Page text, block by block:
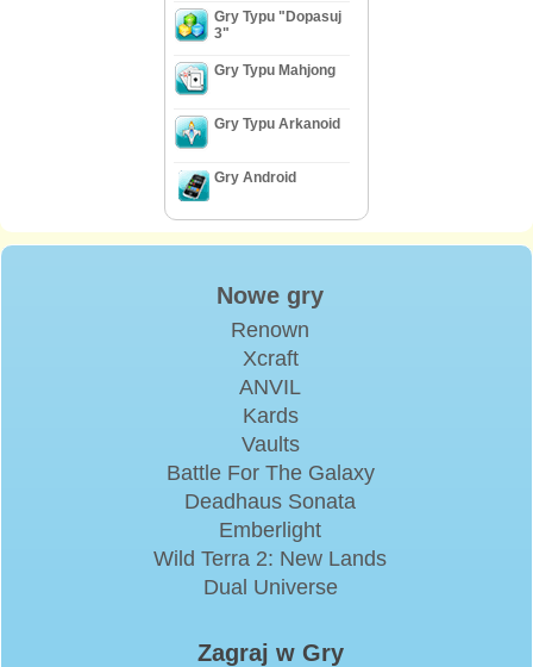
Gry Typu "Dopasuj
3"
Gry Typu Mahjong
Gry Typu Arkanoid
Gry Android
Nowe gry
Renown
Xcraft
ANVIL
Kards
Vaults
Battle For The Galaxy
Deadhaus Sonata
Emberlight
Wild Terra 2: New Lands
Dual Universe
Zagraj w Gry